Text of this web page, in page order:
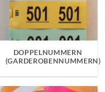
DOPPELNUMMERN
(GARDEROBENNUMMERN)